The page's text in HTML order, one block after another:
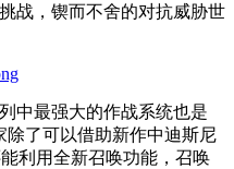
战，锲而不舍的对抗威胁世
中最强大的作战系统也是
除了可以借助新作中迪斯尼
利用全新召唤功能，召唤